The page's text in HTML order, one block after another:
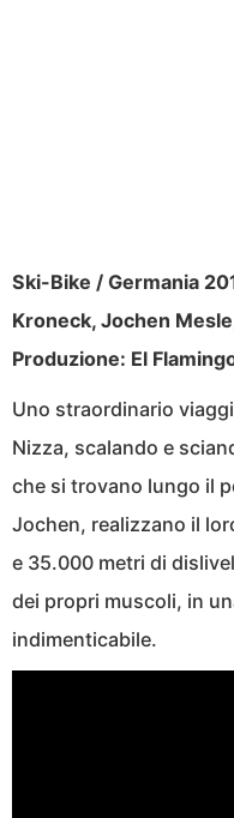
Ski-Bike / Germania
Kroneck, Jochen
Produzione: El
Uno straordinario
Nizza, scalando e
che si trovano lungo il
Jochen, realizzano il
e 35.000 metri di
dei propri muscoli, in
indimenticabile.